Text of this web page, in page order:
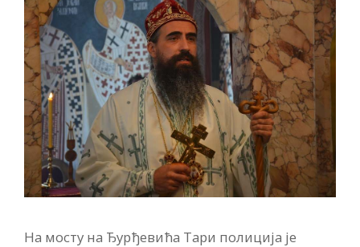
На мосту на Ђурђевића Тари полиција је